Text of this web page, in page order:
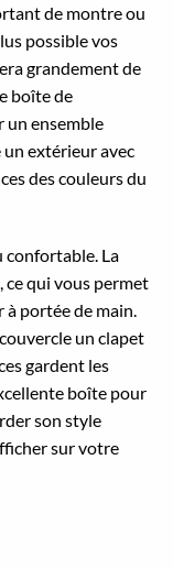
de montre ou
possible vos
grandement de
boîte de
un ensemble
extérieur avec
des couleurs du
confortable. La
ce qui vous permet
à portée de main.
un clapet
gardent les
boîte pour
son style
sur votre